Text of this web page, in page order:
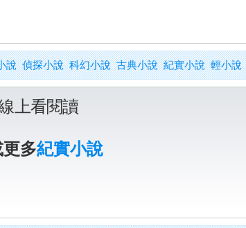
說 偵探小說 科幻小說 古典小說 紀實小說 輕小說
上看閱讀
多紀實小說